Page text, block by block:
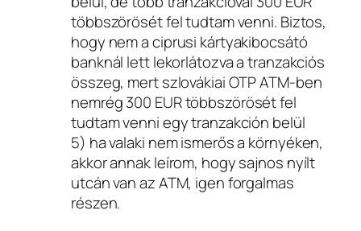
többszörösét fel tudtam venni. Biztos,
hogy nem a ciprusi kártyakibocsátó
banknál lett lekorlátozva a tranzakciós
összeg, mert szlovákiai OTP ATM-ben
nemrég 300 EUR többszörösét fel
tudtam venni egy tranzakción belül
5) ha valaki nem ismerős a környéken,
akkor annak leírom, hogy sajnos nyílt
utcán van az ATM, igen forgalmas
részen.